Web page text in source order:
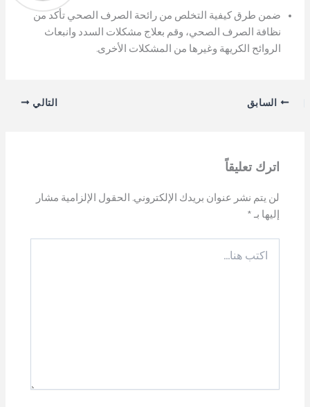
ضمن طرق كيفية التخلص من رائحة الصرف الصحي تأكد من
نظافة الصرف الصحي، وقم بعلاج مشكلات السدد وانبعاث
الروائح الكريهة وغيرها من المشكلات الأخرى.
السابق التالي
اترك تعليقاً
لن يتم نشر عنوان بريدك الإلكتروني. الحقول الإلزامية مشار
إليها بـ *
هنا...